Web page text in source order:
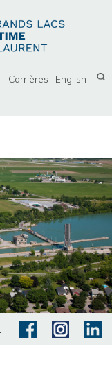
Carrières English